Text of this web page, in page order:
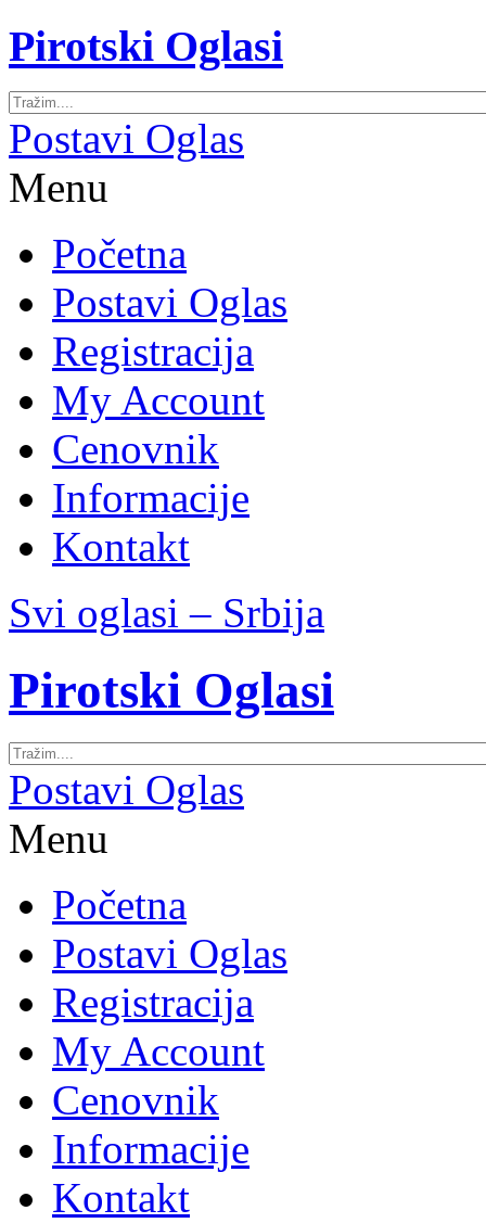
Pirotski Oglasi
Postavi Oglas
Menu
Početna
Postavi Oglas
Registracija
My Account
Cenovnik
Informacije
Kontakt
Svi oglasi – Srbija
Pirotski Oglasi
Postavi Oglas
Menu
Početna
Postavi Oglas
Registracija
My Account
Cenovnik
Informacije
Kontakt